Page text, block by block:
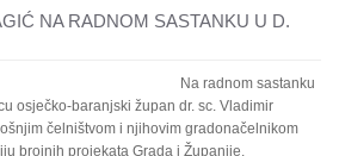
NA RADNOM SASTANKU U D.
Na radnom sastanku
osječko-baranjski župan dr. sc. Vladimir
čelništvom i njihovim gradonačelnikom
brojnih projekata Grada i Županije.